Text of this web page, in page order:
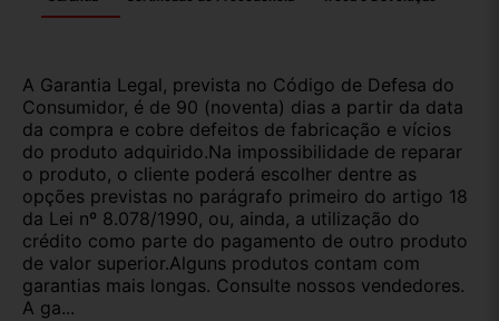
A Garantia Legal, prevista no Código de Defesa do
Consumidor, é de 90 (noventa) dias a partir da data
da compra e cobre defeitos de fabricação e vícios
do produto adquirido.Na impossibilidade de reparar
o produto, o cliente poderá escolher dentre as
opções previstas no parágrafo primeiro do artigo 18
da Lei nº 8.078/1990, ou, ainda, a utilização do
crédito como parte do pagamento de outro produto
de valor superior.Alguns produtos contam com
garantias mais longas. Consulte nossos vendedores.
A ga...